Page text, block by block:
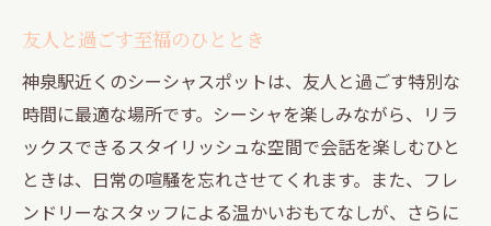
友人と過ごす至福のひととき
神泉駅近くのシーシャスポットは、友人と過ごす特別な
時間に最適な場所です。シーシャを楽しみながら、リラ
ックスできるスタイリッシュな空間で会話を楽しむひと
ときは、日常の喧騒を忘れさせてくれます。また、フレ
ンドリーなスタッフによる温かいおもてなしが、さらに